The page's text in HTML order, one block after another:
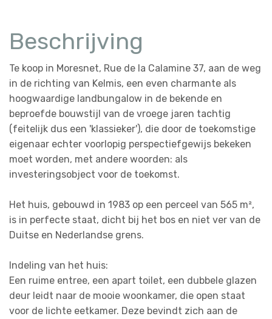
Beschrijving
Te koop in Moresnet, Rue de la Calamine 37, aan de weg
in de richting van Kelmis, een even charmante als
hoogwaardige landbungalow in de bekende en
beproefde bouwstijl van de vroege jaren tachtig
(feitelijk dus een 'klassieker'), die door de toekomstige
eigenaar echter voorlopig perspectiefgewijs bekeken
moet worden, met andere woorden: als
investeringsobject voor de toekomst.
Het huis, gebouwd in 1983 op een perceel van 565 m²,
is in perfecte staat, dicht bij het bos en niet ver van de
Duitse en Nederlandse grens.
Indeling van het huis:
Een ruime entree, een apart toilet, een dubbele glazen
deur leidt naar de mooie woonkamer, die open staat
voor de lichte eetkamer. Deze bevindt zich aan de